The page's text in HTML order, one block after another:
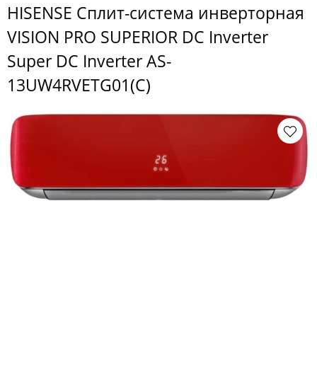
HISENSE Сплит-система инверторная
VISION PRO SUPERIOR DC Inverter
Super DC Inverter AS-
13UW4RVETG01(C)